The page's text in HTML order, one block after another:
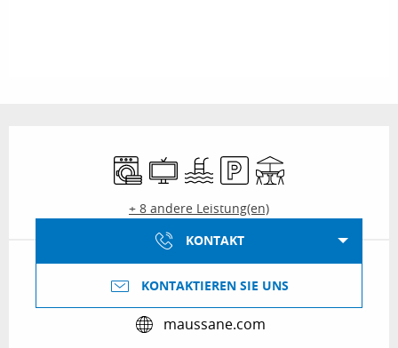
Waschmaschine
FernsehenSchwimmbad
ParkplatzTerrasse
+ 8 andere Leistung(en)
KONTAKT
KONTAKTIEREN SIE UNS
maussane.com